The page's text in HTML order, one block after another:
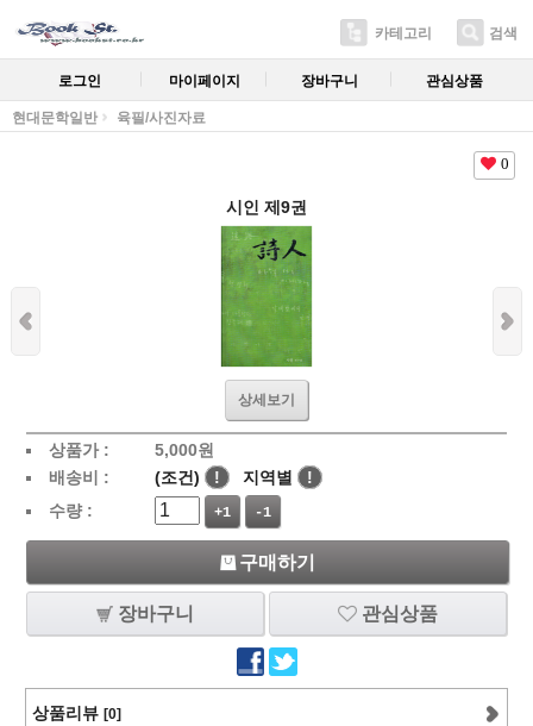
카테고리 검색
로그인 마이페이지 장바구니 관심상품
현대문학일반 육필/사진자료
0
시인 제9권
상세보기
상품가 : 5,000원
배송비 :
(조건) ! 지역별
!
수량 :
+1 -1
구매하기
장바구니 관심상품
상품리뷰 [0]